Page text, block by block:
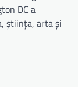
DC a
știința, arta și